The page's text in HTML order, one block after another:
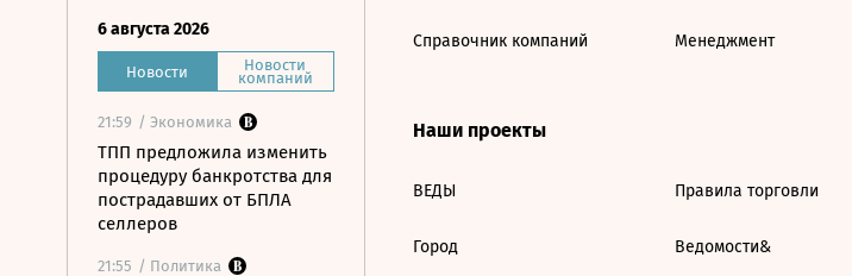
6 августа 2026
Новости Новости
компаний
21:59 / Экономика
ТПП предложила изменить
процедуру банкротства для
пострадавших от БПЛА
селлеров
21:55 / Политика
Справочник компаний Менеджмент
Наши проекты
ВЕДЫ
Город
Правила торговли
Ведомости&